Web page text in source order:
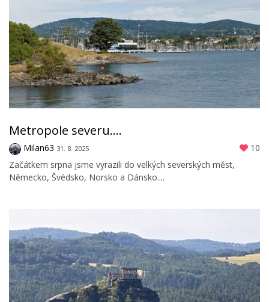
Metropole severu....
Milan63 31. 8. 2025
10
Začátkem srpna jsme vyrazili do velkých severských měst,
Německo, Švédsko, Norsko a Dánsko....